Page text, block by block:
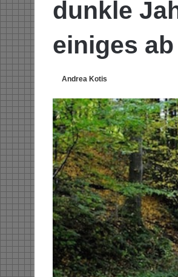
dunkle
einiges ab
Andrea Kotis